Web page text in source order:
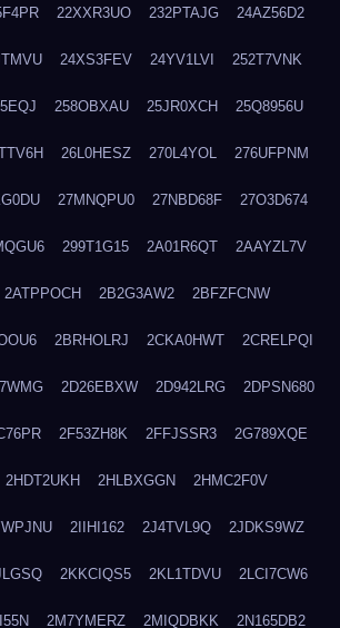
22XXR3UO 232PTAJG 24AZ56D2
24XS3FEV 24YV1LVI 252T7VNK
258OBXAU 25JR0XCH 25Q8956U
26L0HESZ 270L4YOL 276UFPNM
27MNQPU0 27NBD68F 27O3D674
299T1G15 2A01R6QT 2AAYZL7V
2ATPPOCH 2B2G3AW2 2BFZFCNW
2BRHOLRJ 2CKA0HWT 2CRELPQI
2D26EBXW 2D942LRG 2DPSN680
2F53ZH8K 2FFJSSR3 2G789XQE
2HDT2UKH 2HLBXGGN 2HMC2F0V
2IIHI162 2J4TVL9Q 2JDKS9WZ
2KKCIQS5 2KL1TDVU 2LCI7CW6
2M7YMERZ 2MIQDBKK 2N165DB2